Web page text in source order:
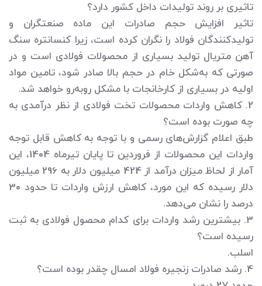
تاثیری بر روند تولیدات داخل کشور دارد؟
تاثیر افزایش حجم صادرات این ماده صنعتگران و
تولیدکنندگان فولاد را نگران کرده است، زیرا کنسانتره سنگ
آهن متریال تولید بسیاری از محصولات فولادی است و در
صورتی که به‌شکل خام در حجم بالا صادر شود، تامین مواد
اولیه در بسیاری از کارخانجات با مشکل روبه‌رو خواهد شد.
2. کاهش واردات محصولات تخت فولادی از نظر درآمدی به
چه صورت بوده است؟
طبق اعلام گزارش‌های رسمی و با توجه به کاهش قابل توجه
واردات این محصولات از فروردین تا پایان تیرماه 1404، این
آمار از لحاظ میزان درآمد از 424 میلیون دلار به 296 میلیون
دلار رسیده که این مورد، کاهش ارزش واردات تا حدود 30
درصد را نشان می‌دهد.
3. بیشترین رشد واردات برای کدام محصول فولادی به ثبت
رسیده است؟
اسلب.
4. رشد صادرات زنجیره فولاد امسال چقدر بوده است؟